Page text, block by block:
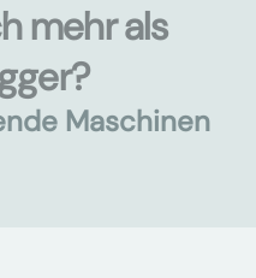
mehr als
Maschinen